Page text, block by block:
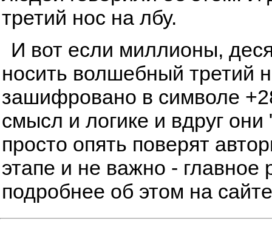
третий нос на лбу.
И вот если миллионы,
носить волшебный третий
зашифровано в символе
смысл и логике и вдруг
просто опять поверят
этапе и не важно - главное
подробнее об этом на